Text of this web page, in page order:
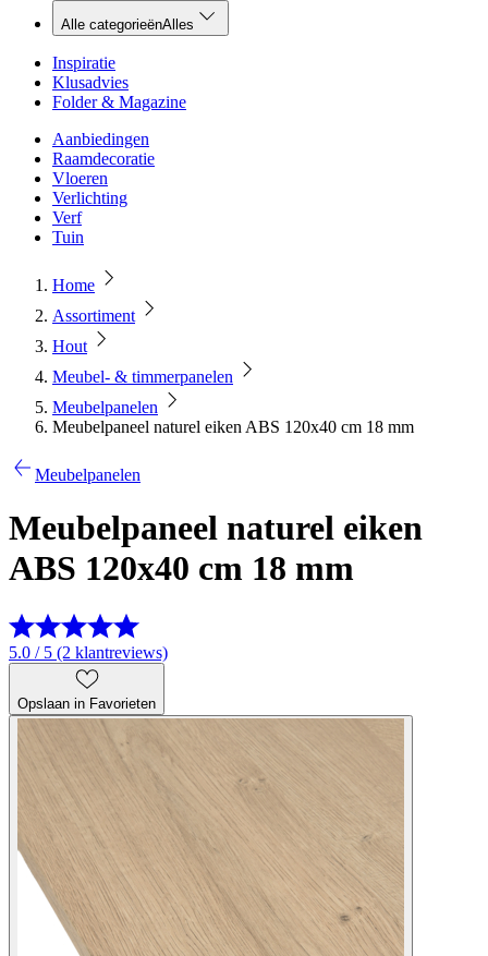
Alle categorieënAlles
Inspiratie
Klusadvies
Folder & Magazine
Aanbiedingen
Raamdecoratie
Vloeren
Verlichting
Verf
Tuin
Home
Assortiment
Hout
Meubel- & timmerpanelen
Meubelpanelen
Meubelpaneel naturel eiken ABS 120x40 cm 18 mm
Meubelpanelen
Meubelpaneel naturel eiken
ABS 120x40 cm 18 mm
5.0 / 5 (2 klantreviews)
Opslaan in Favorieten